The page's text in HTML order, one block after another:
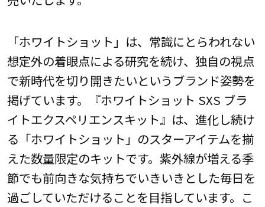
「ホワイトショット」は、常識にとらわれない
想定外の着眼点による研究を続け、独自の視点
で新時代を切り開きたいというブランド姿勢を
掲げています。『ホワイトショット SXS ブラ
イトエクスペリエンスキット』は、進化し続け
る「ホワイトショット」のスターアイテムを揃
えた数量限定のキットです。紫外線が増える季
節でも前向きな気持ちでいきいきとした毎日を
過ごしていただけることを目指しています。こ